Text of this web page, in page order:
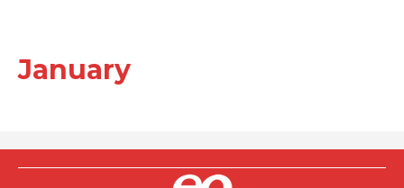
January